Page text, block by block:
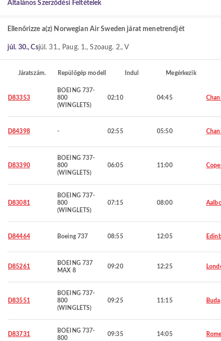
Általános Szerződési Feltételek
Ellenőrizze a(z) Norwegian Air Sweden járat menetrendjét
júl. 30., Csjúl. 31., Paug. 1., Szoaug. 2., V
Járatszám. Repülőgép modell Indul Megérkezik
D83353
BOEING 737-
800
(WINGLETS)
02:10 04:45
D84398 - 02:55 05:50
D83390
BOEING 737-
800
(WINGLETS)
06:05 11:00
D83081
BOEING 737-
800
(WINGLETS)
07:15 08:00
D84464 Boeing 737 08:55 12:05
D85261
BOEING 737
MAX 8
09:20 12:25
D83551
BOEING 737-
800
(WINGLETS)
09:25 11:15
D83731
BOEING 737-
800
09:35 14:05